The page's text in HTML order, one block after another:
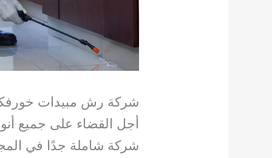
شركة رش مبيدات
أجل القضاء على جميع
شركة شاملة جدًا في